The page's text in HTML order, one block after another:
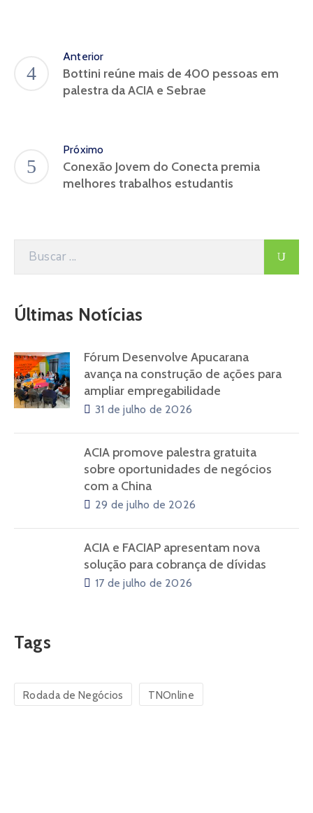
Anterior
Bottini reúne mais de 400 pessoas em
palestra da ACIA e Sebrae
Próximo
Conexão Jovem do Conecta premia
melhores trabalhos estudantis
Últimas Notícias
Fórum Desenvolve Apucarana
avança na construção de ações para
ampliar empregabilidade
31 de julho de 2026
ACIA promove palestra gratuita
sobre oportunidades de negócios
com a China
29 de julho de 2026
ACIA e FACIAP apresentam nova
solução para cobrança de dívidas
17 de julho de 2026
Tags
Rodada de Negócios TNOnline